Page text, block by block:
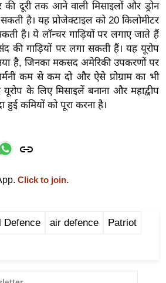
दूरी तक आने वाली मिसाइलों और ड्रोन
है। यह प्रोजेक्टाइल को 20 किलोमीटर
है। ये लॉन्चर गाड़ियों पर लगाए जाते हैं
की गाड़ियों पर लगा सकती हैं। यह यूरोप
है, जिनका मकसद अमेरिकी उपकरणों पर
कम से कम दो और ऐसे प्रोग्राम का भी
के लिए मिसाइलें बनाना और महाद्वीप
कमियों को पूरा करना है।
Click to join.
Defence air defence Patriot